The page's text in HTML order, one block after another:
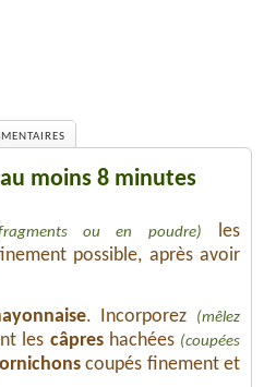
moins 8 minutes
ou en poudre)
les
possible, après avoir
. Incorporez
(mêlez
les câpreshachées (coupées
coupés finement et